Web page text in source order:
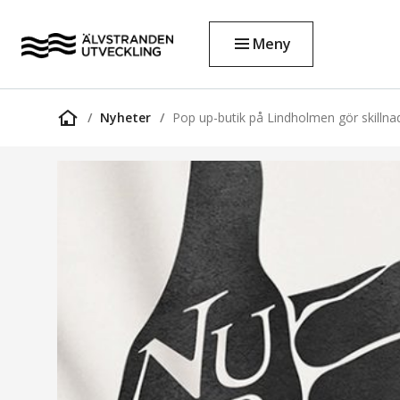
Meny
Startsida
Nyheter Pop up-butik på Lindholmen gör